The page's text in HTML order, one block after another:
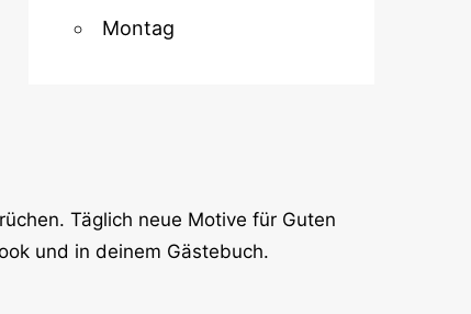
Montag
Täglich neue Motive für Guten
und in deinem Gästebuch.